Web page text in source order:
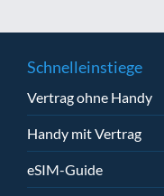
Schnelleinstiege
Vertrag ohne Handy
Handy mit Vertrag
eSIM-Guide